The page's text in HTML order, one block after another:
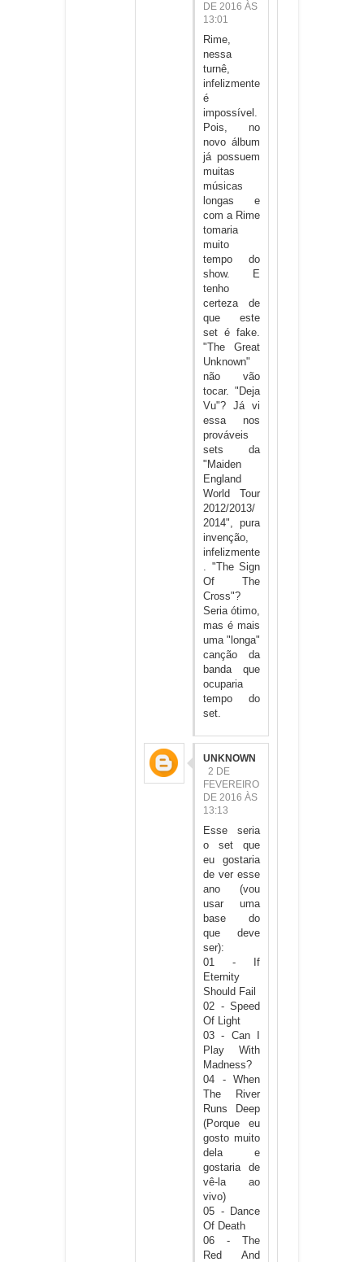
DE 2016 ÀS
13:01
Rime,
nessa
turnê,
infelizmente
é
impossível.
Pois, no
novo álbum
já possuem
muitas
músicas
longas e
com a Rime
tomaria
muito
tempo do
show. E
tenho
certeza de
que este
set é fake.
"The Great
Unknown"
não vão
tocar. "Deja
Vu"? Já vi
essa nos
prováveis
sets da
"Maiden
England
World Tour
2012/2013/
2014", pura
invenção,
infelizmente
. "The Sign
Of The
Cross"?
Seria ótimo,
mas é mais
uma "longa"
canção da
banda que
ocuparia
tempo do
set.
UNKNOWN
2 DE
FEVEREIRO
DE 2016 ÀS
13:13
Esse seria
o set que
eu gostaria
de ver esse
ano (vou
usar uma
base do
que deve
ser):
01 - If
Eternity
Should Fail
02 - Speed
Of Light
03 - Can I
Play With
Madness?
04 - When
The River
Runs Deep
(Porque eu
gosto muito
dela e
gostaria de
vê-la ao
vivo)
05 - Dance
Of Death
06 - The
Red And